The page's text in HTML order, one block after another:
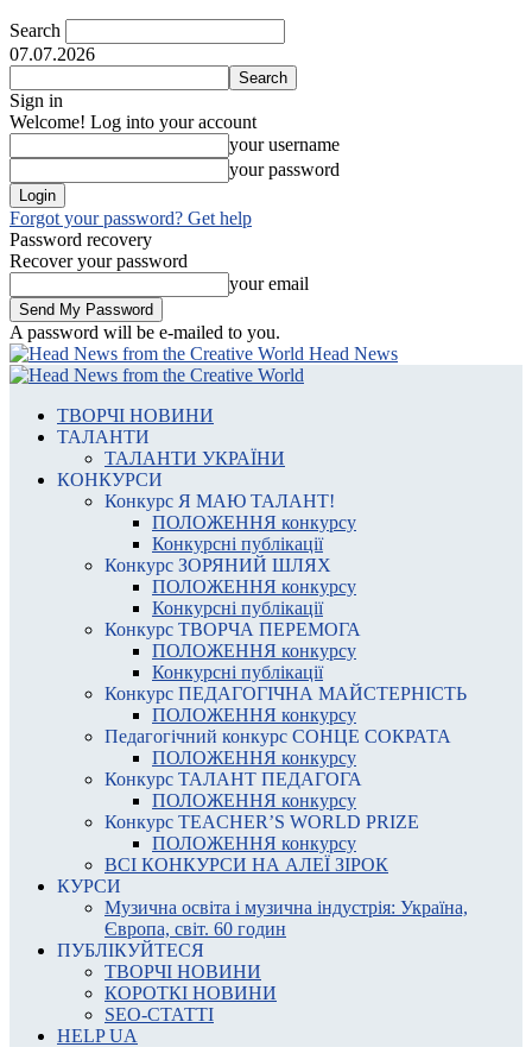
Search
07.07.2026
Sign in
Welcome! Log into your account
your username
your password
Forgot your password? Get help
Password recovery
Recover your password
your email
A password will be e-mailed to you.
Head News
ТВОРЧІ НОВИНИ
ТАЛАНТИ
ТАЛАНТИ УКРАЇНИ
КОНКУРСИ
Конкурс Я МАЮ ТАЛАНТ!
ПОЛОЖЕННЯ конкурсу
Конкурсні публікації
Конкурс ЗОРЯНИЙ ШЛЯХ
ПОЛОЖЕННЯ конкурсу
Конкурсні публікації
Конкурс ТВОРЧА ПЕРЕМОГА
ПОЛОЖЕННЯ конкурсу
Конкурсні публікації
Конкурс ПЕДАГОГІЧНА МАЙСТЕРНІСТЬ
ПОЛОЖЕННЯ конкурсу
Педагогічний конкурс СОНЦЕ СОКРАТА
ПОЛОЖЕННЯ конкурсу
Конкурс ТАЛАНТ ПЕДАГОГА
ПОЛОЖЕННЯ конкурсу
Конкурс TEACHER’S WORLD PRIZE
ПОЛОЖЕННЯ конкурсу
ВСІ КОНКУРСИ НА АЛЕЇ ЗІРОК
КУРСИ
Музична освіта і музична індустрія: Україна,
Європа, світ. 60 годин
ПУБЛІКУЙТЕСЯ
ТВОРЧІ НОВИНИ
КОРОТКІ НОВИНИ
SEO-СТАТТІ
HELP UA